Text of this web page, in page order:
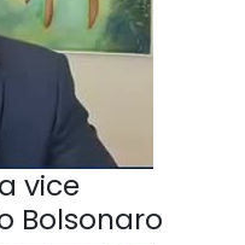
vice
Bolsonaro